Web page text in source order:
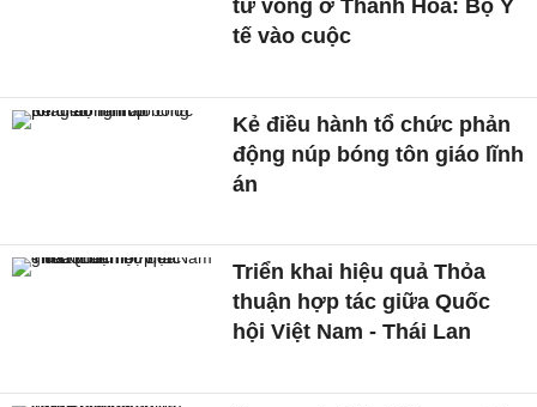
tử vong ở Thanh Hóa: Bộ Y
tế vào cuộc
Kẻ điều hành tổ chức phản
động núp bóng tôn giáo lĩnh
án
Triển khai hiệu quả Thỏa
thuận hợp tác giữa Quốc
hội Việt Nam - Thái Lan